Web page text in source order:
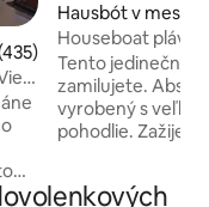
ohodnotenie 4,93 z
Hausbót v meste
Houseboat
Tento jedinečný,
zamilujete.
vyrobený s
pohodlie.
rýb alebo